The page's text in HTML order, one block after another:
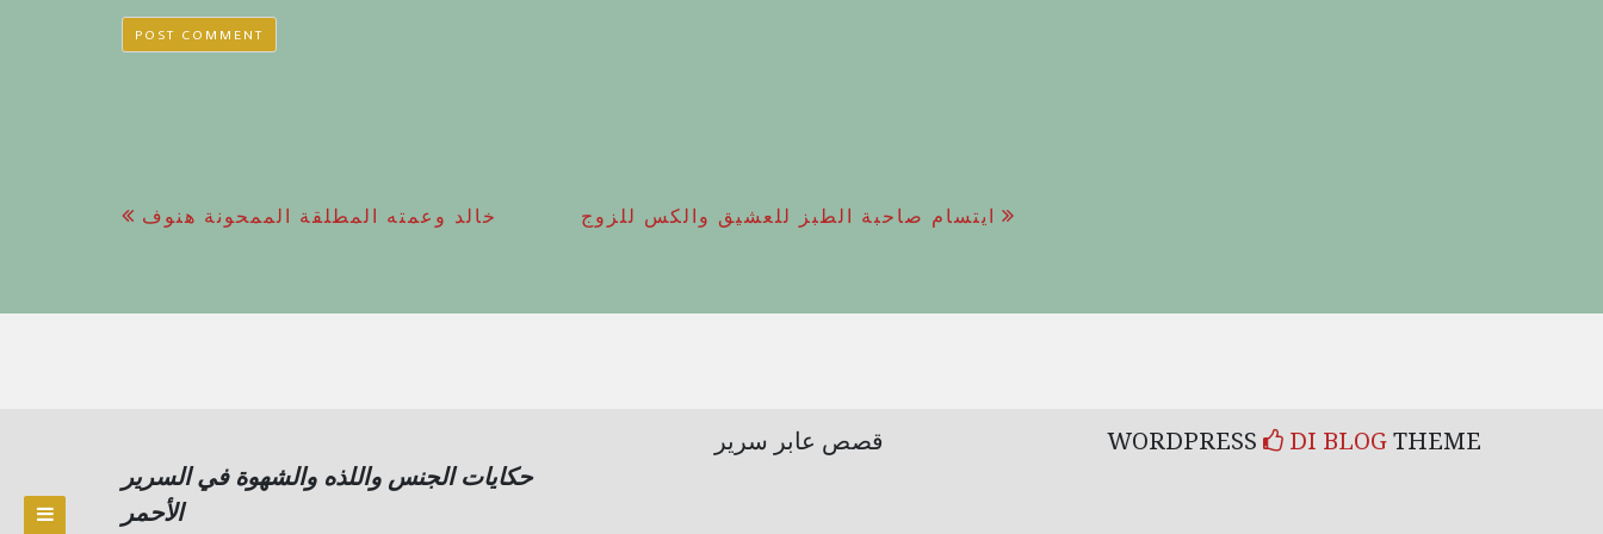
Post
خالد وعمته المطلقة الممحونة هنوف ايتسام صاحبة الطبز للعشيق والكس للزوج
حكايات الجنس واللذه والشهوة في السرير
الأحمر
WORDPRESS DI BLOGTHEME